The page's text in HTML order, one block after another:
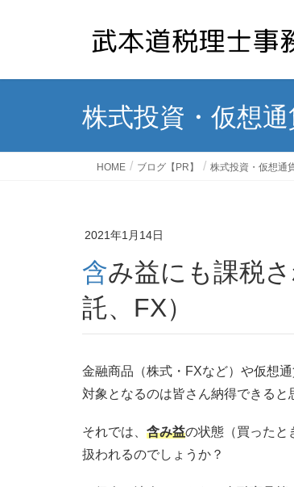
株式投資・仮想通
HOME ブログ【PR】 株式投資・仮想通
2021年1月14日
含み益にも課税される？（仮想通貨、株式、投資信
託、FX）
金融商品（株式・FXなど）や仮想
対象となるのは皆さん納得できると
それでは、 含み益の状態（買ったと
扱われるのでしょうか？